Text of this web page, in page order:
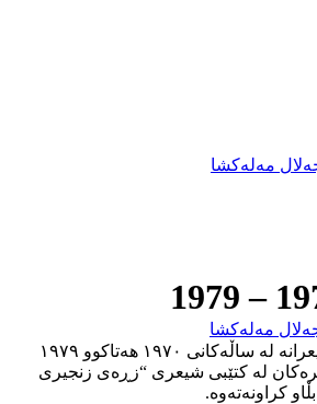
مەلەکشا
مەلەکشا
جەلال مەلەکشا ئەم شیعرانە لە ساڵەکانی ١٩٧٠ هەتاکوو ١٩٧٩
لە کتێبی شیعری “زڕەی زنجیری
کراونەتەوە.